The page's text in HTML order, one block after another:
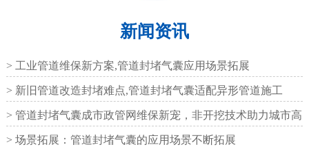
F40、60、80型桥梁伸缩
E40、60、80型桥梁伸缩
RG型桥梁伸缩缝
D40、60、80型桥梁伸
新闻资讯
> 工业管道维保新方案,管道封堵气囊应用场景拓展
> 新旧管道改造封堵难点,管道封堵气囊适配异形管道施工
> 管道封堵气囊成市政管网维保新宠，非开挖技术助力城市高
效运
> 场景拓展：管道封堵气囊的应用场景不断拓展